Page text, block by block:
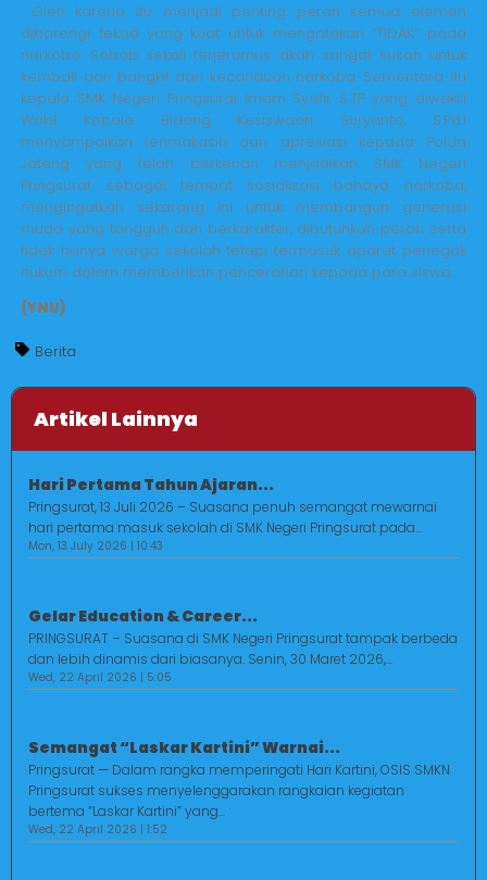
Oleh karena itu menjadi penting peran semua elemen
dibarengi tekad yang kuat untuk mengatakan “TIDAK” pada
narkoba. Sebab sekali terjerumus akan sangat susah untuk
kembali dan bangkit dari kecanduan narkoba. Sementara itu
kepala SMK Negeri Pringsurat Imam Syafii, S.TP yang diwakili
Wakil Kepala Bidang Kesiswaan Suryanto, S.Pd.I
menyampaikan terimakasih dan apresiasi kepada Polda
Jateng yang telah berkenan menjadikan SMK Negeri
Pringsurat sebagai tempat sosialisasi bahaya narkoba,
mengingatkan sekarang ini untuk membangun generasi
muda yang tangguh dan berkarakter, dibutuhkan peran serta
tidak hanya warga sekolah tetapi termasuk aparat penegak
hukum dalam memberikan pencerahan kepada para siswa.
(YNU)
Berita
Artikel Lainnya
Hari Pertama Tahun Ajaran...
Pringsurat, 13 Juli 2026 – Suasana penuh semangat mewarnai
hari pertama masuk sekolah di SMK Negeri Pringsurat pada...
Mon, 13 July 2026 | 10:43
Gelar Education & Career...
PRINGSURAT – Suasana di SMK Negeri Pringsurat tampak berbeda
dan lebih dinamis dari biasanya. Senin, 30 Maret 2026,...
Wed, 22 April 2026 | 5:05
Semangat “Laskar Kartini” Warnai...
Pringsurat — Dalam rangka memperingati Hari Kartini, OSIS SMKN
Pringsurat sukses menyelenggarakan rangkaian kegiatan
bertema “Laskar Kartini” yang...
Wed, 22 April 2026 | 1:52